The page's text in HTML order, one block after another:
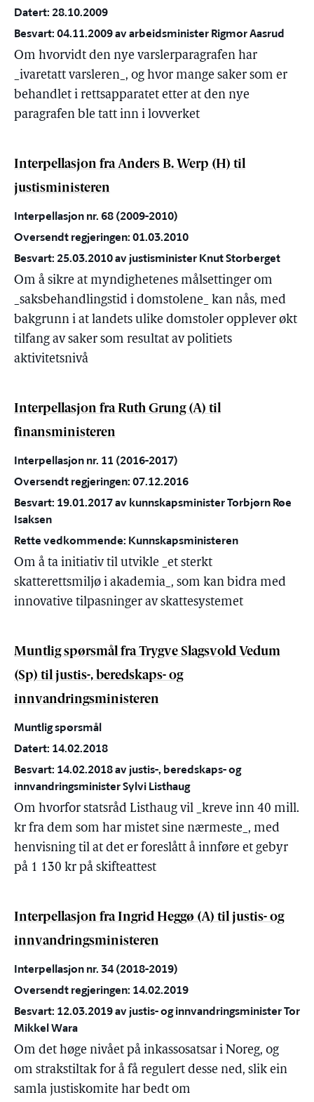
Datert: 28.10.2009
Besvart: 04.11.2009 av arbeidsminister Rigmor Aasrud
Om hvorvidt den nye varslerparagrafen har
_ivaretatt varsleren_, og hvor mange saker som er
behandlet i rettsapparatet etter at den nye
paragrafen ble tatt inn i lovverket
Interpellasjon fra Anders B. Werp (H) til
justisministeren
Interpellasjon nr. 68 (2009-2010)
Oversendt regjeringen: 01.03.2010
Besvart: 25.03.2010 av justisminister Knut Storberget
Om å sikre at myndighetenes målsettinger om
_saksbehandlingstid i domstolene_ kan nås, med
bakgrunn i at landets ulike domstoler opplever økt
tilfang av saker som resultat av politiets
aktivitetsnivå
Interpellasjon fra Ruth Grung (A) til
finansministeren
Interpellasjon nr. 11 (2016-2017)
Oversendt regjeringen: 07.12.2016
Besvart: 19.01.2017 av kunnskapsminister Torbjørn Røe
Isaksen
Rette vedkommende: Kunnskapsministeren
Om å ta initiativ til utvikle _et sterkt
skatterettsmiljø i akademia_, som kan bidra med
innovative tilpasninger av skattesystemet
Muntlig spørsmål fra Trygve Slagsvold Vedum
(Sp) til justis-, beredskaps- og
innvandringsministeren
Muntlig spørsmål
Datert: 14.02.2018
Besvart: 14.02.2018 av justis-, beredskaps- og
innvandringsminister Sylvi Listhaug
Om hvorfor statsråd Listhaug vil _kreve inn 40 mill.
kr fra dem som har mistet sine nærmeste_, med
henvisning til at det er foreslått å innføre et gebyr
på 1 130 kr på skifteattest
Interpellasjon fra Ingrid Heggø (A) til justis- og
innvandringsministeren
Interpellasjon nr. 34 (2018-2019)
Oversendt regjeringen: 14.02.2019
Besvart: 12.03.2019 av justis- og innvandringsminister Tor
Mikkel Wara
Om det høge nivået på inkassosatsar i Noreg, og
om strakstiltak for å få regulert desse ned, slik ein
samla justiskomite har bedt om